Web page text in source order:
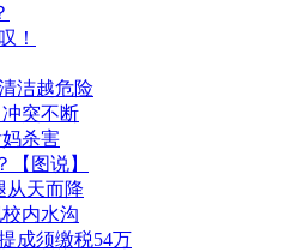
！
洁越危险
突不断
杀害
图说】
从天而降
内水沟
成须缴税54万